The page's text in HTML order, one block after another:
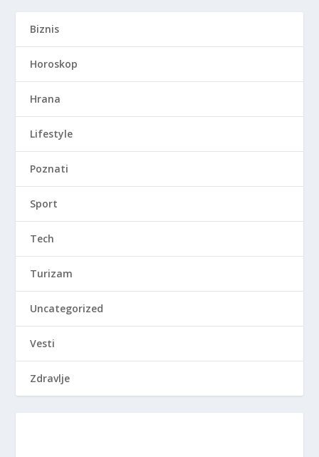
Biznis
Horoskop
Hrana
Lifestyle
Poznati
Sport
Tech
Turizam
Uncategorized
Vesti
Zdravlje